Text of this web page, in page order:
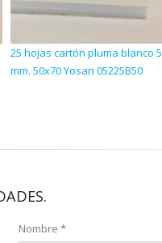
25 hojas cartón pluma blanco 5
mm. 50x70 Yosan 05225B50
Nombre *